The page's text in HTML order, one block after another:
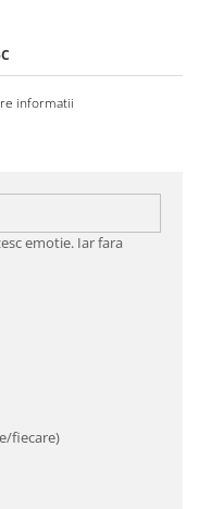
informatii
emotie. Iar fara
fiecare)